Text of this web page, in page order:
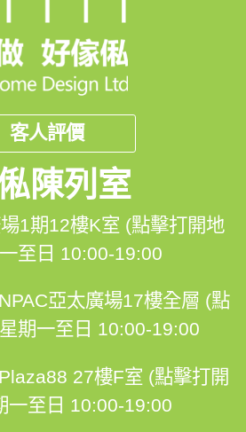
客人評價
陳列室
1期12樓K室 (點擊打開地
至日 10:00-19:00
亞太廣場17樓全層 (點
星期一至日 10:00-19:00
27樓F室 (點擊打開
一至日 10:00-19:00